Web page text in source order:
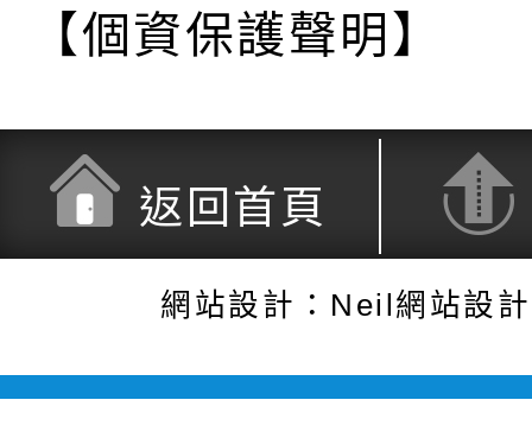
【個資保護聲明】
返回首頁
網站設計：Neil網站設